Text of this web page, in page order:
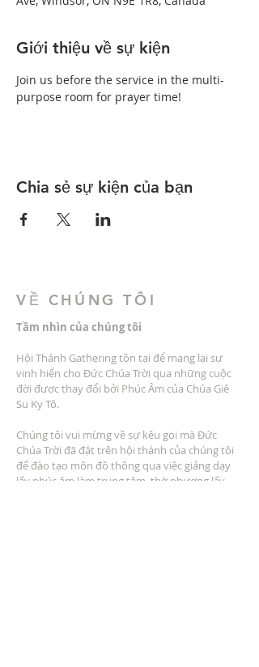
Giới thiệu về sự kiện
Join us before the service in the multi-
purpose room for prayer time!
Chia sẻ sự kiện của bạn
VỀ CHÚNG TÔI
Tầm nhìn của chúng tôi
Hội Thánh Gathering tồn tại để mang lại sự
vinh hiển cho Đức Chúa Trời qua những cuộc
đời được thay đổi bởi Phúc Âm của Chúa Giê
Su Ky Tô.
Chúng tôi vui mừng về sự kêu gọi mà Đức
Chúa Trời đã đặt trên hội thánh của chúng tôi
để đào tạo môn đồ thông qua việc giảng dạy
lấy phúc âm làm trung tâm, thờ phượng lấy